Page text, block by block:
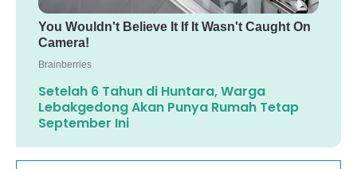
Setelah 6 Tahun di Huntara, Warga
Lebakgedong Akan Punya Rumah Tetap
September Ini